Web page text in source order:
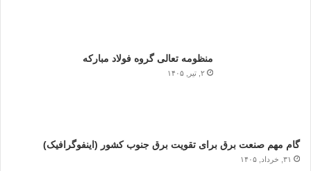
منظومه تعالی گروه فولاد مبارکه
۲, تیر, ۱۴۰۵
گام مهم صنعت برق برای تقویت برق جنوب کشور (اینفوگرافیک)
۳۱, خرداد, ۱۴۰۵